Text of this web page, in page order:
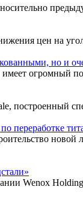
цен на
но и
огромный
построенный
переработке
новой
Wenox